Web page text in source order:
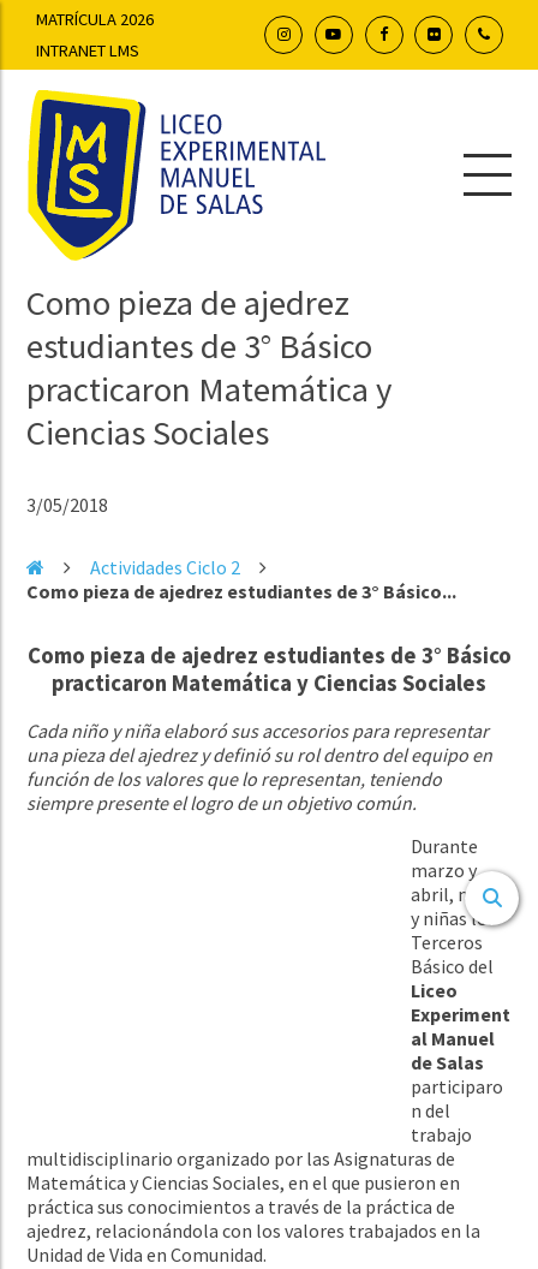
MATRÍCULA 2026
INTRANET LMS
Como pieza de ajedrez
estudiantes de 3° Básico
practicaron Matemática y
Ciencias Sociales
3/05/2018
Actividades Ciclo 2
Como pieza de ajedrez estudiantes de 3° Básico...
Como pieza de ajedrez estudiantes de 3° Básico
practicaron Matemática y Ciencias Sociales
Cada niño y niña elaboró sus accesorios para representar
una pieza del ajedrez y definió su rol dentro del equipo en
función de los valores que lo representan, teniendo
siempre presente el logro de un objetivo común.
Durante
marzo y
abril, niños
y niñas los
Terceros
Básico del
Liceo
Experiment
al Manuel
de Salas
participaro
n del
trabajo
multidisciplinario organizado por las Asignaturas de
Matemática y Ciencias Sociales, en el que pusieron en
práctica sus conocimientos a través de la práctica de
ajedrez, relacionándola con los valores trabajados en la
Unidad de Vida en Comunidad.